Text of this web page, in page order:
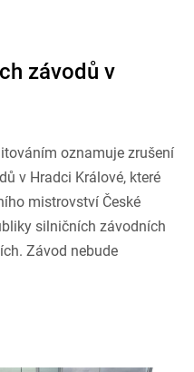
závodů v
oznamuje zrušení
v Hradci Králové, které
mistrovství České
silničních závodních
Závod nebude